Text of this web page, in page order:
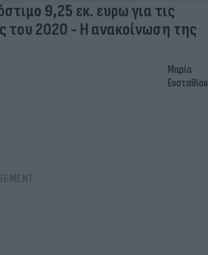
9,25 εκ. ευρω για τις
του 2020 - Η ανακοίνωση της
Μαρία
Ευσταθίου